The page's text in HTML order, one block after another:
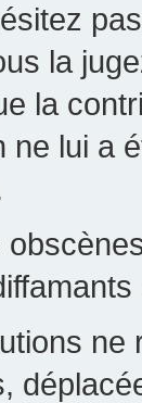
la
la
ne lui a
ne